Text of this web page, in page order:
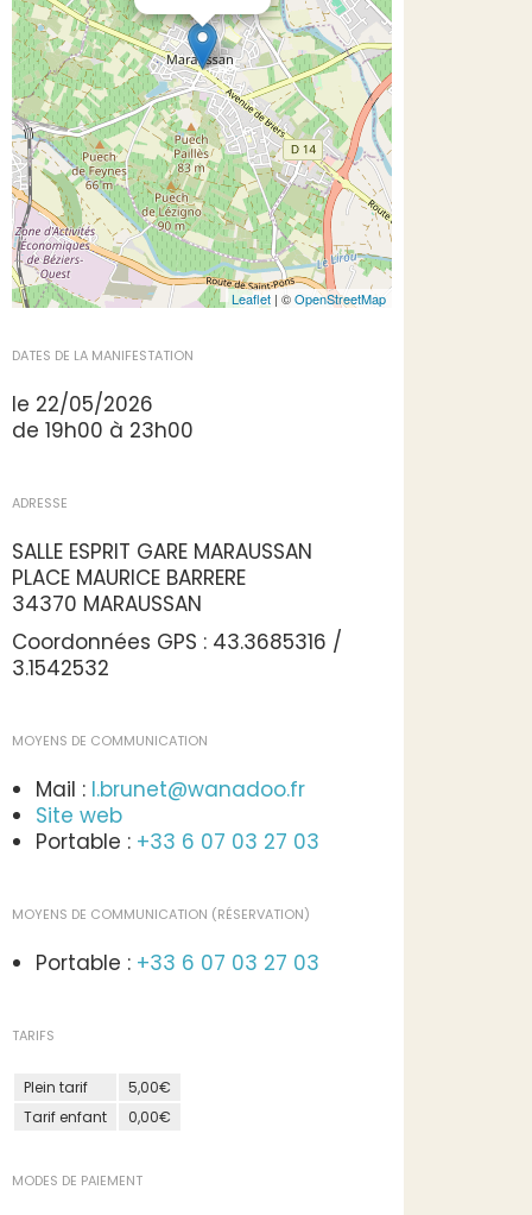
Leaflet | ©OpenStreetMap
DATES DE LA MANIFESTATION
le 22/05/2026
de 19h00 à 23h00
ADRESSE
SALLE ESPRIT GARE MARAUSSAN
PLACE MAURICE BARRERE
34370 MARAUSSAN
Coordonnées GPS : 43.3685316 /
3.1542532
MOYENS DE COMMUNICATION
Mail : l.brunet@wanadoo.fr
Site web
Portable : +33 6 07 03 27 03
MOYENS DE COMMUNICATION (RÉSERVATION)
Portable : +33 6 07 03 27 03
TARIFS
Plein tarif
5,00€
Tarif enfant
0,00€
MODES DE PAIEMENT